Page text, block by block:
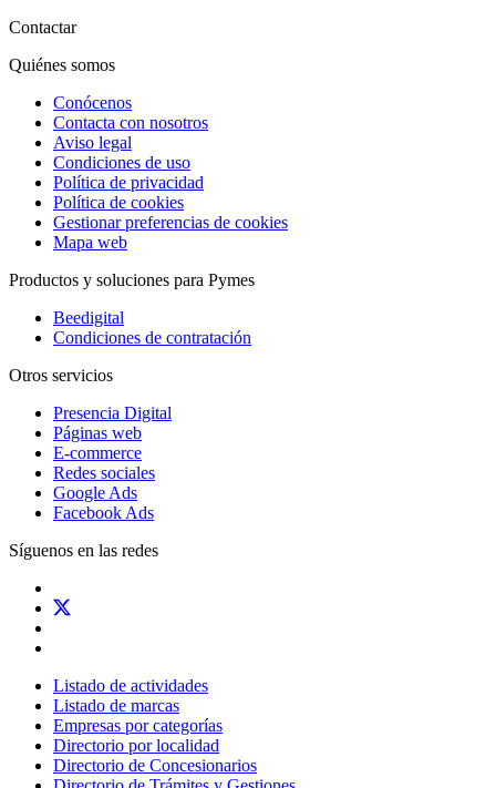
Contactar
Quiénes somos
Conócenos
Contacta con nosotros
Aviso legal
Condiciones de uso
Política de privacidad
Política de cookies
Gestionar preferencias de cookies
Mapa web
Productos y soluciones para Pymes
Beedigital
Condiciones de contratación
Otros servicios
Presencia Digital
Páginas web
E-commerce
Redes sociales
Google Ads
Facebook Ads
Síguenos en las redes
Listado de actividades
Listado de marcas
Empresas por categorías
Directorio por localidad
Directorio de Concesionarios